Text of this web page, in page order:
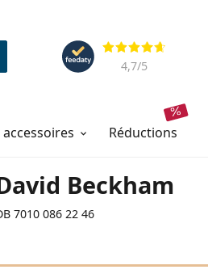
Évaluation
4,7/5
réductions
Beckham
7010 086 22 46